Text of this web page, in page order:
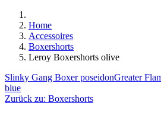
Home
Accessoires
Boxershorts
Leroy Boxershorts olive
Slinky Gang Boxer poseidonGreater
blue
Zurück zu: Boxershorts